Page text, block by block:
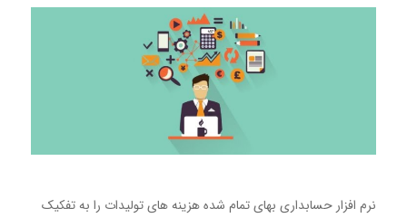
نرم افزار حسابداری بهای تمام شده هزینه های تولیدات را به تفکیک